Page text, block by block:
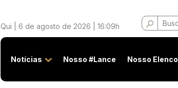
Qui | 6 de agosto de 2026 | 16:09h
Buscar
por:
Notícias Nosso #Lance Nosso Elenco